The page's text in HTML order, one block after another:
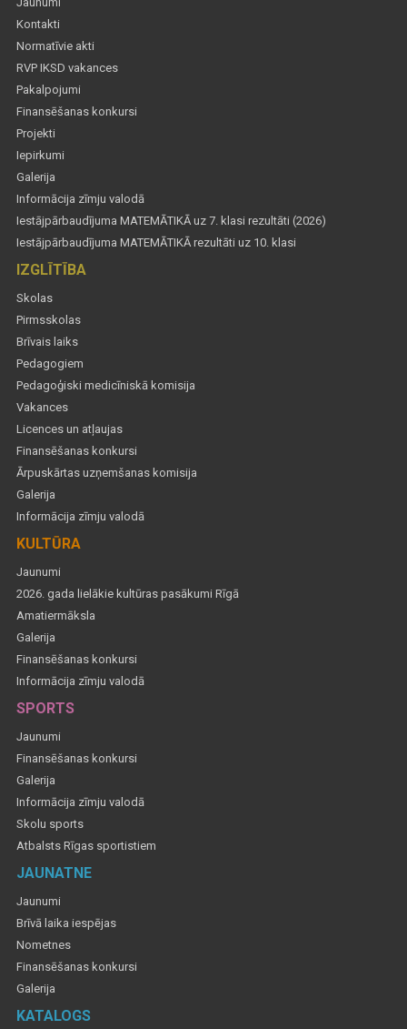
Kontakti
Normatīvie akti
RVP IKSD vakances
Pakalpojumi
Finansēšanas konkursi
Projekti
Iepirkumi
Galerija
Informācija zīmju valodā
Iestājpārbaudījuma MATEMĀTIKĀ uz 7. klasi rezultāti (2026)
Iestājpārbaudījuma MATEMĀTIKĀ rezultāti uz 10. klasi
IZGLĪTĪBA
Skolas
Pirmsskolas
Brīvais laiks
Pedagogiem
Pedagoģiski medicīniskā komisija
Vakances
Licences un atļaujas
Finansēšanas konkursi
Ārpuskārtas uzņemšanas komisija
Galerija
Informācija zīmju valodā
KULTŪRA
Jaunumi
2026. gada lielākie kultūras pasākumi Rīgā
Amatiermāksla
Galerija
Finansēšanas konkursi
Informācija zīmju valodā
SPORTS
Jaunumi
Finansēšanas konkursi
Galerija
Informācija zīmju valodā
Skolu sports
Atbalsts Rīgas sportistiem
JAUNATNE
Jaunumi
Brīvā laika iespējas
Nometnes
Finansēšanas konkursi
Galerija
KATALOGS